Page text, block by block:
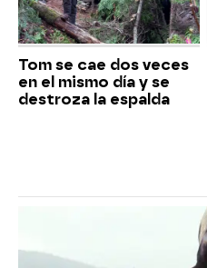
Tom se cae dos veces
en el mismo día y se
destroza la espalda